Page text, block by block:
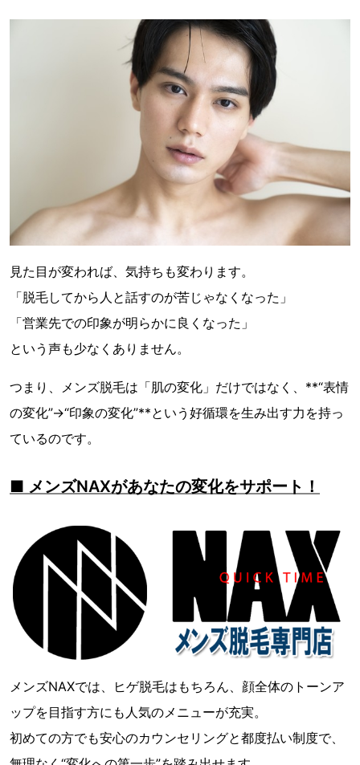
見た目が変われば、気持ちも変わります。
「脱毛してから人と話すのが苦じゃなくなった」
「営業先での印象が明らかに良くなった」
という声も少なくありません。
つまり、メンズ脱毛は「肌の変化」だけではなく、**“表情
の変化”→“印象の変化”**という好循環を生み出す力を持っ
ているのです。
■ メンズNAXがあなたの変化をサポート！
メンズNAXでは、ヒゲ脱毛はもちろん、顔全体のトーンア
ップを目指す方にも人気のメニューが充実。
初めての方でも安心のカウンセリングと都度払い制度で、